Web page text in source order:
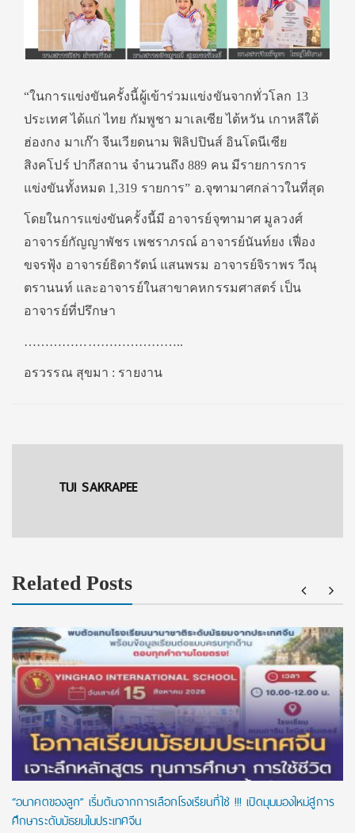
“ในการแข่งขันครั้งนี้ผู้เข้าร่วมแข่งขันจากทั่วโลก 13
ประเทศ ได้แก่ ไทย กัมพูชา มาเลเซีย ไต้หวัน เกาหลีใต้
ฮ่องกง มาเก๊า จีนเวียดนาม ฟิลิปปินส์ อินโดนีเซีย
สิงคโปร์ ปากีสถาน จำนวนถึง 889 คน มีรายการการ
แข่งขันทั้งหมด 1,319 รายการ” อ.จุฑามาศกล่าวในที่สุด
โดยในการแข่งขันครั้งนี้มี อาจารย์จุฑามาศ มูลวงศ์
อาจารย์กัญญาพัชร เพชราภรณ์ อาจารย์นันท์ยง เฟื่อง
ขจรฟุ้ง อาจารย์ธิดารัตน์ แสนพรม อาจารย์จิราพร วีณุ
ตรานนท์ และอาจารย์ในสาขาคหกรรมศาสตร์ เป็น
อาจารย์ที่ปรึกษา
………………………………..
อรวรรณ สุขมา : รายงาน
TUI SAKRAPEE
Related Posts
“อนาคตของลูก” เริ่มต้นจากการเลือกโรงเรียนที่ใช่ !!! เปิดมุมมองใหม่สู่การ
ศึกษาระดับมัธยมในประเทศจีน